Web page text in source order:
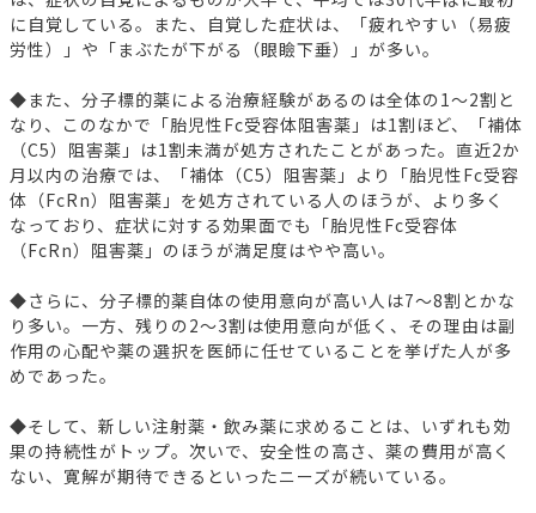
に自覚している。また、自覚した症状は、「疲れやすい（易疲
労性）」や「まぶたが下がる（眼瞼下垂）」が多い。
◆また、分子標的薬による治療経験があるのは全体の1～2割と
なり、このなかで「胎児性Fc受容体阻害薬」は1割ほど、「補体
（C5）阻害薬」は1割未満が処方されたことがあった。直近2か
月以内の治療では、「補体（C5）阻害薬」より「胎児性Fc受容
体（FcRn）阻害薬」を処方されている人のほうが、より多く
なっており、症状に対する効果面でも「胎児性Fc受容体
（FcRn）阻害薬」のほうが満足度はやや高い。
◆さらに、分子標的薬自体の使用意向が高い人は7～8割とかな
り多い。一方、残りの2～3割は使用意向が低く、その理由は副
作用の心配や薬の選択を医師に任せていることを挙げた人が多
めであった。
◆そして、新しい注射薬・飲み薬に求めることは、いずれも効
果の持続性がトップ。次いで、安全性の高さ、薬の費用が高く
ない、寛解が期待できるといったニーズが続いている。